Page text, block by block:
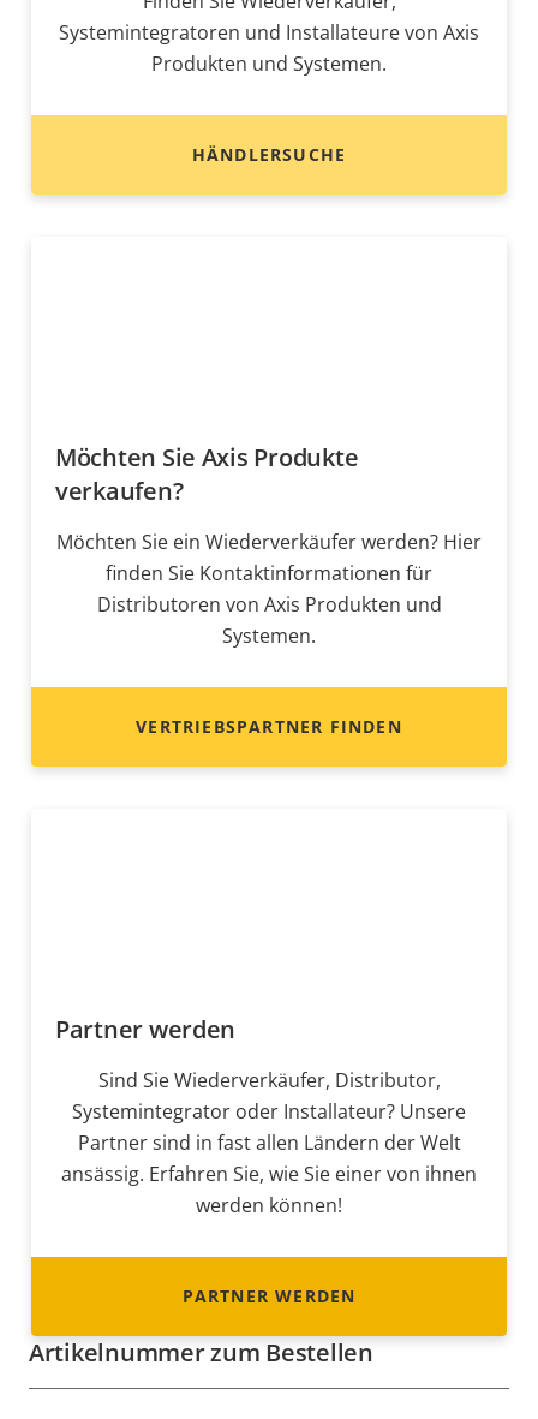
Systemintegratoren und Installateure von Axis
Produkten und Systemen.
HÄNDLERSUCHE
Möchten Sie Axis Produkte
verkaufen?
Möchten Sie ein Wiederverkäufer werden? Hier
finden Sie Kontaktinformationen für
Distributoren von Axis Produkten und
Systemen.
VERTRIEBSPARTNER FINDEN
Partner werden
Sind Sie Wiederverkäufer, Distributor,
Systemintegrator oder Installateur? Unsere
Partner sind in fast allen Ländern der Welt
ansässig. Erfahren Sie, wie Sie einer von ihnen
werden können!
PARTNER WERDEN
Artikelnummer zum Bestellen